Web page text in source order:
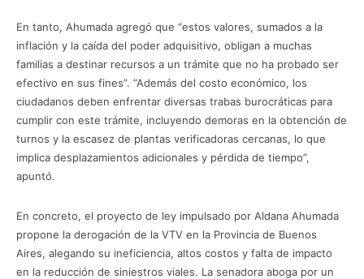
En tanto, Ahumada agregó que “estos valores, sumados a la
inflación y la caída del poder adquisitivo, obligan a muchas
familias a destinar recursos a un trámite que no ha probado ser
efectivo en sus fines”. “Además del costo económico, los
ciudadanos deben enfrentar diversas trabas burocráticas para
cumplir con este trámite, incluyendo demoras en la obtención de
turnos y la escasez de plantas verificadoras cercanas, lo que
implica desplazamientos adicionales y pérdida de tiempo”,
apuntó.
En concreto, el proyecto de ley impulsado por Aldana Ahumada
propone la derogación de la VTV en la Provincia de Buenos
Aires, alegando su ineficiencia, altos costos y falta de impacto
en la reducción de siniestros viales. La senadora aboga por un